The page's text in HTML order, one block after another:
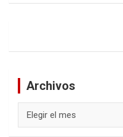
Archivos